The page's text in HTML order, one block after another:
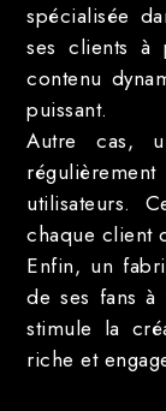
spécialisée
ses clients à
contenu
puissant.
Autre cas,
utilisateurs.
chaque client
Enfin, un
de ses fans à
stimule la
riche et